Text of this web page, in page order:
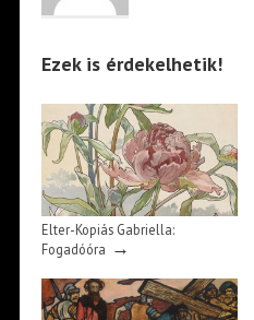
Ezek is érdekelhetik!
Elter-Kopiás Gabriella:
Fogadóóra →